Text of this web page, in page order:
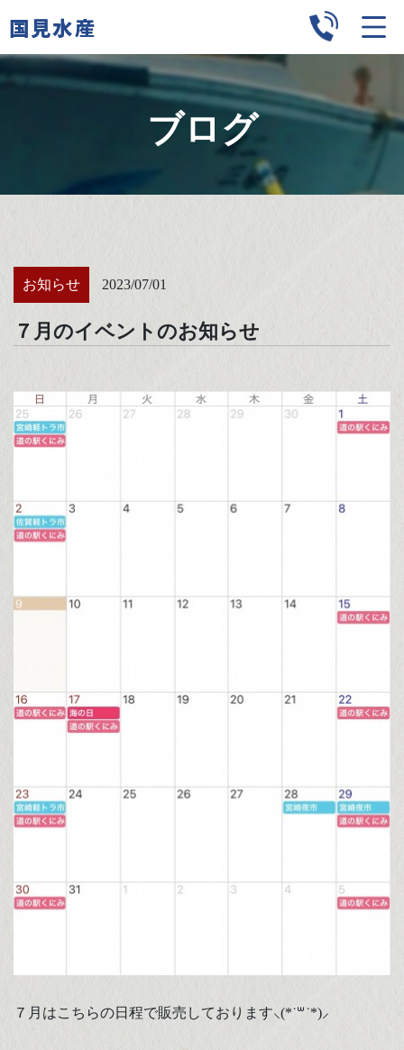
国見水産
ブログ
お知らせ 2023/07/01
７月のイベントのお知らせ
７月はこちらの日程で販売しております⸜(*˙꒳˙*)⸝